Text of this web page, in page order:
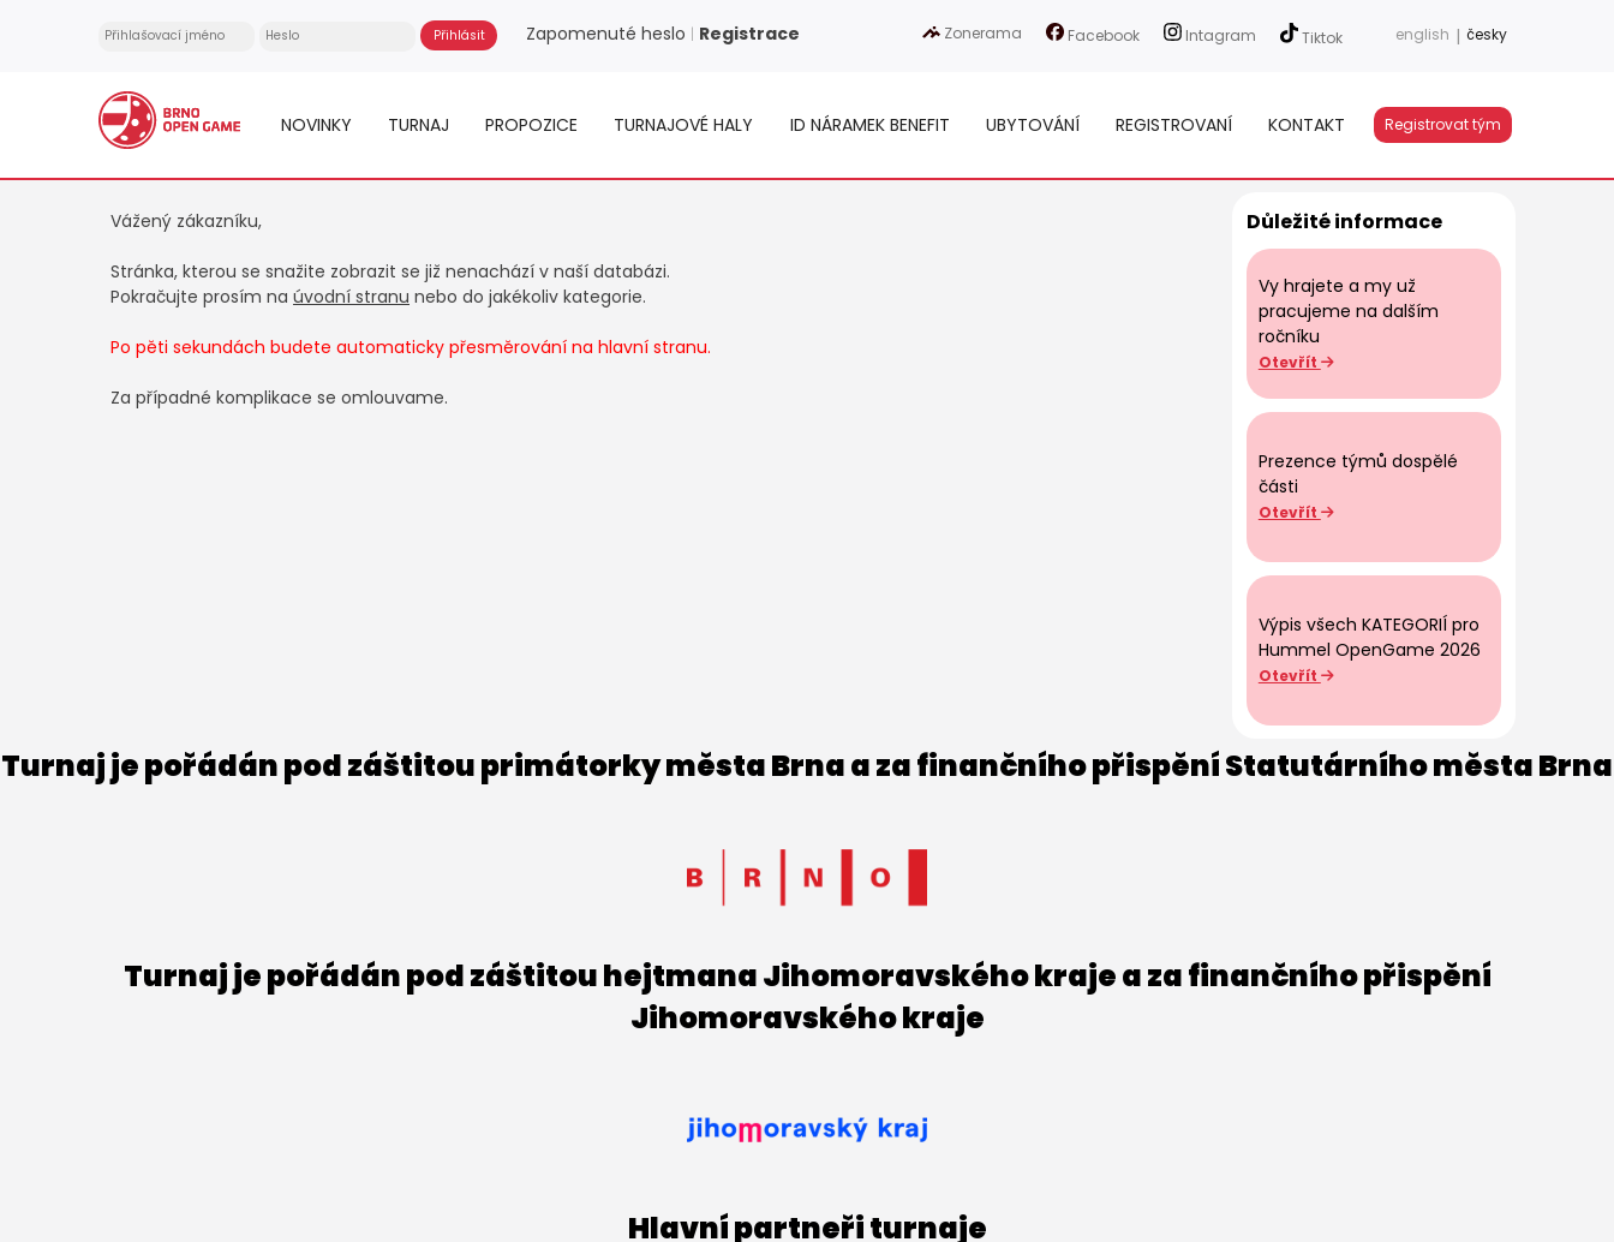
Zapomenuté heslo | Registrace Zonerama Facebook Intagram Tiktok english | česky
NOVINKY TURNAJ PROPOZICE TURNAJOVÉ HALY ID NÁRAMEK BENEFIT UBYTOVÁNÍ REGISTROVANÍ KONTAKT Registrovat tým
Vážený zákazníku,
Stránka, kterou se snažite zobrazit se již nenachází v naší databázi.
Pokračujte prosím na úvodní stranu nebo do jakékoliv kategorie.
Po pěti sekundách budete automaticky přesměrování na hlavní stranu.
Za případné komplikace se omlouvame.
Důležité informace
Vy hrajete a my už
pracujeme na dalším
ročníku
Otevřít
Prezence týmů dospělé
části
Otevřít
Výpis všech KATEGORIÍ pro
Hummel OpenGame 2026
Otevřít
Turnaj je pořádán pod záštitou primátorky města Brna a za finančního přispění Statutárního města Brna
Turnaj je pořádán pod záštitou hejtmana Jihomoravského kraje a za finančního přispění
Jihomoravského kraje
Hlavní partneři turnaje